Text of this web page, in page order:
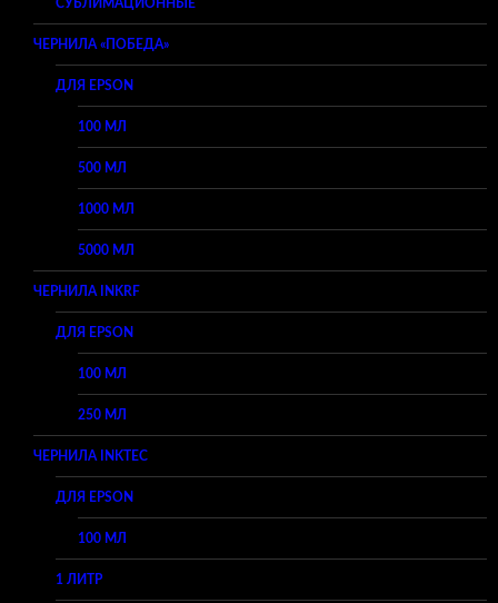
СУБЛИМАЦИОННЫЕ
ЧЕРНИЛА «ПОБЕДА»
ДЛЯ EPSON
100 МЛ
500 МЛ
1000 МЛ
5000 МЛ
ЧЕРНИЛА INKRF
ДЛЯ EPSON
100 МЛ
250 МЛ
ЧЕРНИЛА INKTEC
ДЛЯ EPSON
100 МЛ
1 ЛИТР